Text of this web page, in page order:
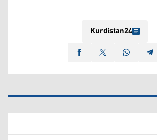
Kurdistan24